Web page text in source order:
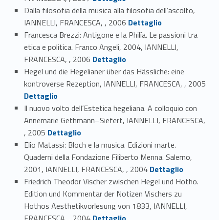
Dalla filosofia della musica alla filosofia dell’ascolto,
IANNELLI, FRANCESCA, , 2006 Link identifier #identifier_person_135511-43
Dettaglio
Francesca Brezzi: Antigone e la Philía. Le passioni tra
etica e politica. Franco Angeli, 2004, IANNELLI,
FRANCESCA, , 2006 Link identifier #identifier_person_115391-44
Dettaglio
Hegel und die Hegelianer über das Hässliche: eine
kontroverse Rezeption, IANNELLI, FRANCESCA, , 2005
Dettaglio
Il nuovo volto dell’Estetica hegeliana. A colloquio con
Annemarie Gethmann–Siefert, IANNELLI, FRANCESCA,
, 2005 Link identifier #identifier_person_53802-46
Dettaglio
Elio Matassi: Bloch e la musica. Edizioni marte.
Quaderni della Fondazione Filiberto Menna. Salerno,
2001, IANNELLI, FRANCESCA, , 2004 Link identifier #identifier_person_154847-47
Dettaglio
Friedrich Theodor Vischer zwischen Hegel und Hotho.
Edition und Kommentar der Notizen Vischers zu
Hothos Aesthetikvorlesung von 1833, IANNELLI,
Link identifier #identifier_person_55577-48